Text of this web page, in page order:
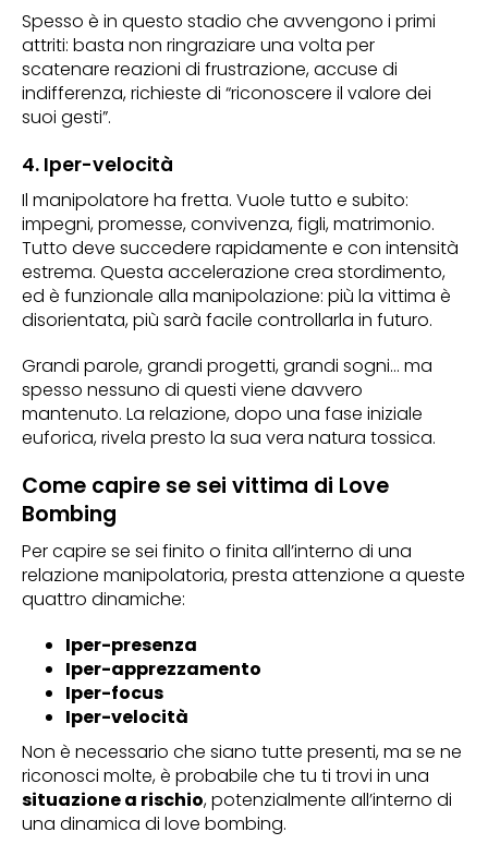
Spesso è in questo stadio che avvengono i primi
attriti: basta non ringraziare una volta per
scatenare reazioni di frustrazione, accuse di
indifferenza, richieste di “riconoscere il valore dei
suoi gesti”.
4. Iper-velocità
Il manipolatore ha fretta. Vuole tutto e subito:
impegni, promesse, convivenza, figli, matrimonio.
Tutto deve succedere rapidamente e con intensità
estrema. Questa accelerazione crea stordimento,
ed è funzionale alla manipolazione: più la vittima è
disorientata, più sarà facile controllarla in futuro.
Grandi parole, grandi progetti, grandi sogni… ma
spesso nessuno di questi viene davvero
mantenuto. La relazione, dopo una fase iniziale
euforica, rivela presto la sua vera natura tossica.
Come capire se sei vittima di Love
Bombing
Per capire se sei finito o finita all’interno di una
relazione manipolatoria, presta attenzione a queste
quattro dinamiche:
Iper-presenza
Iper-apprezzamento
Iper-focus
Iper-velocità
Non è necessario che siano tutte presenti, ma se ne
riconosci molte, è probabile che tu ti trovi in una
situazione a rischio, potenzialmente all’interno di
una dinamica di love bombing.